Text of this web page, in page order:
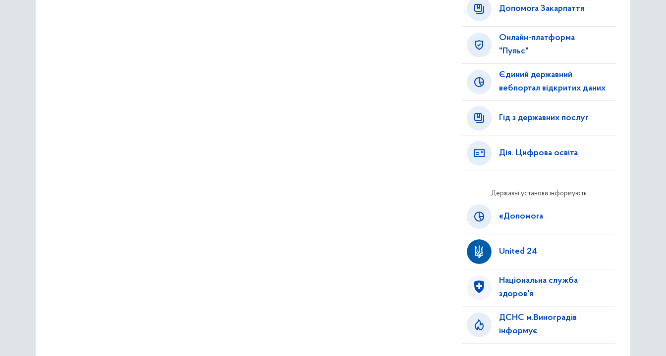
Допомога Закарпаття
Онлайн-платформа
"Пульс"
Єдиний державний
вебпортал відкритих даних
Гід з державних послуг
Дія. Цифрова освіта
Державні установи інформують
єДопомога
United 24
Національна служба
здоров'я
ДСНС м.Виноградів
інформує